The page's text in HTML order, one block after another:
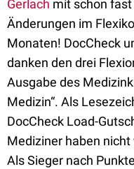
Gerlach mit schon
Änderungen im
Monaten! DocCheck
danken den drei
Ausgabe des
Medizin“. Als
DocCheck Load-
Mediziner haben
Als Sieger nach